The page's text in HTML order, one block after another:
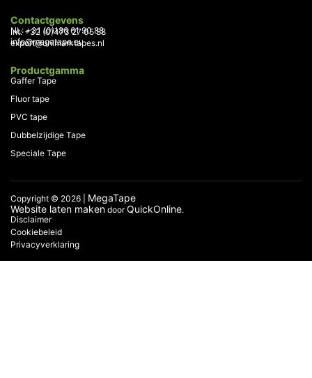
Contactgevens
NL: +31 (0)186 61 90 88
Int: +32 (0)473 27 05 58
info@megatape.eu
export@unimarktapes.nl
Productgamma
Gaffer Tape
Fluor tape
PVC tape
Dubbelzijdige Tape
Speciale Tape
Copyright © 2026 | MegaTape
Website laten maken doorQuickOnline.
Disclaimer
Cookiebeleid
Privacyverklaring